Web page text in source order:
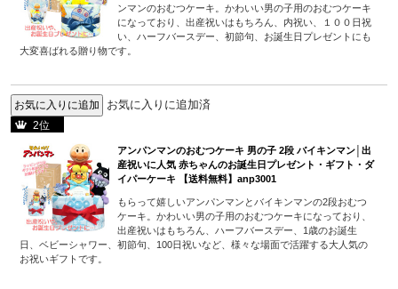
ンマンのおむつケーキ。かわいい男の子用のおむつケーキ
になっており、出産祝いはもちろん、内祝い、１００日祝
い、ハーフバースデー、初節句、お誕生日プレゼントにも
大変喜ばれる贈り物です。
お気に入りに追加済
2位
アンパンマンのおむつケーキ 男の子 2段 バイキンマン│出
産祝いに人気 赤ちゃんのお誕生日プレゼント・ギフト・ダ
イパーケーキ 【送料無料】anp3001
もらって嬉しいアンパンマンとバイキンマンの2段おむつ
ケーキ。かわいい男の子用のおむつケーキになっており、
出産祝いはもちろん、ハーフバースデー、1歳のお誕生
日、ベビーシャワー、初節句、100日祝いなど、様々な場面で活躍する大人気の
お祝いギフトです。